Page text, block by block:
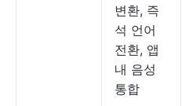
변환, 즉
석 언어
전환, 앱
내 음성
통합